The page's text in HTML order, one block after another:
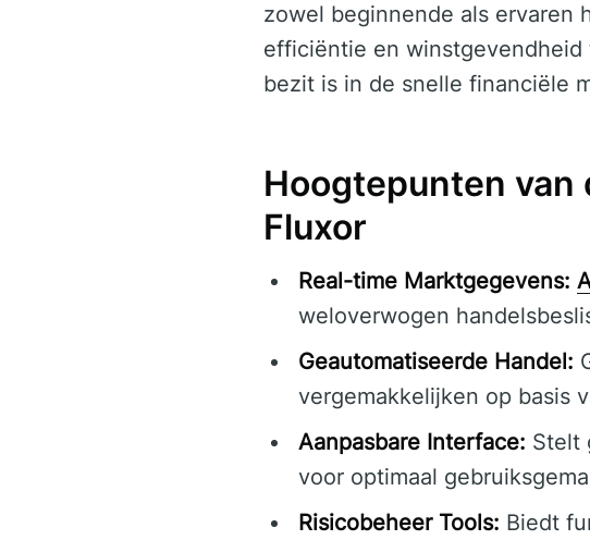
zowel beginnende als ervaren
efficiëntie en winstgevendheid
bezit is in de snelle financiële
Hoogtepunten van
Fluxor
Real-time Marktgegevens:
weloverwogen
Geautomatiseerde Handel:
vergemakkelijken op basis
Aanpasbare Interface: Stelt
voor optimaal
Risicobeheer Tools: Biedt